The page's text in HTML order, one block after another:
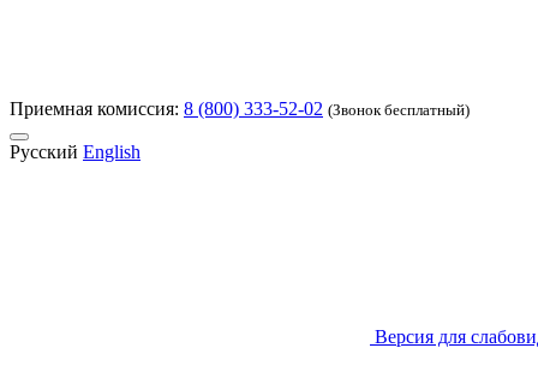
Приемная комиссия: 8 (800) 333-52-02 (Звонок бесплатный)
Русский English
Версия для